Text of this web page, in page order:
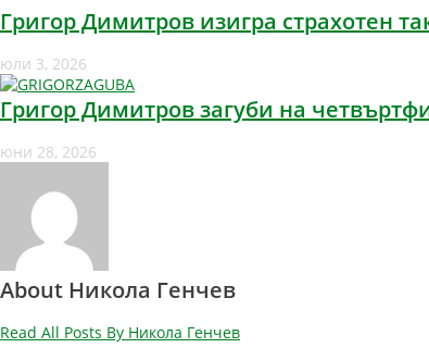
Григор Димитров изигра страхотен
юли 3, 2026
Григор Димитров загуби на
юни 28, 2026
About Никола Генчев
Read All Posts By Никола Генчев